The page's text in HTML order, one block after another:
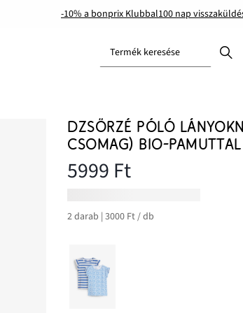
-10% a bonprix Klubbal100 nap
Termék keresése
DZSÖRZÉ PÓLÓ
CSOMAG) BIO-PAMUTTAL
5999 Ft
2 darab | 3000 Ft / db